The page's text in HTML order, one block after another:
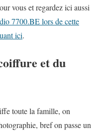
vous et regardez ici aussi
7700.BE lors de cette
ici.
et du
toute la famille, on
bref on passe un